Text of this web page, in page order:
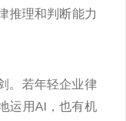
推理和判断能力
。若年轻企业律
运用AI，也有机